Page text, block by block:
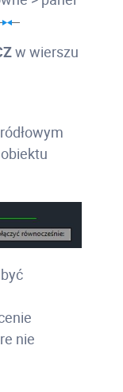
w wierszu
nie